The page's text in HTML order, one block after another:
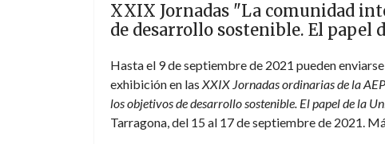
XXIX Jornadas "La comunidad
de desarrollo sostenible. El papel
Hasta el 9 de septiembre de 2021 pueden
exhibición en las XXIX Jornadas ordinarias de la
los objetivos de desarrollo sostenible. El papel de la
Tarragona, del 15 al 17 de septiembre de 2021.